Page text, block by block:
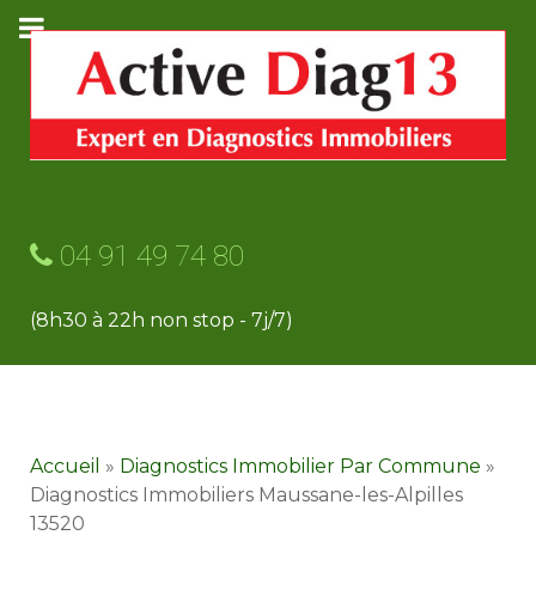
04 91 49 74 80
(8h30 à 22h non stop - 7j/7)
Accueil » Diagnostics Immobilier Par Commune »
Diagnostics Immobiliers Maussane-les-Alpilles
13520